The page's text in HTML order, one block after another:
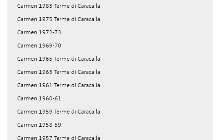
Carmen 1983 Terme di Caracalla
Carmen 1975 Terme di Caracalla
Carmen 1972-73
Carmen 1969-70
Carmen 1965 Terme di Caracalla
Carmen 1963 Terme di Caracalla
Carmen 1961 Terme di Caracalla
Carmen 1960-61
Carmen 1959 Terme di Caracalla
Carmen 1958-59
Carmen 1957 Terme di Caracalla